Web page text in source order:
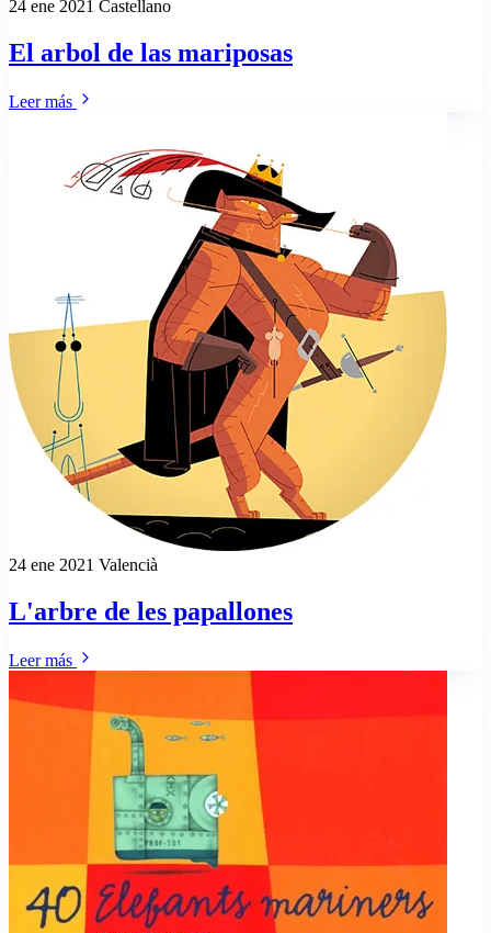
24 ene 2021 Castellano
El arbol de las mariposas
Leer más
24 ene 2021 Valencià
L'arbre de les papallones
Leer más